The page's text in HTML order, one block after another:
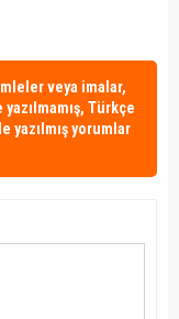
veya imalar,
Türkçe
yazılmış yorumlar